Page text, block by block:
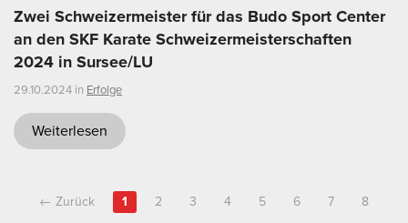
Zwei Schweizermeister für das Budo Sport Center
an den SKF Karate Schweizermeisterschaften
2024 in Sursee/LU
29.10.2024 in Erfolge
Weiterlesen
← Zurück 1 2 3 4 5 6 7
8